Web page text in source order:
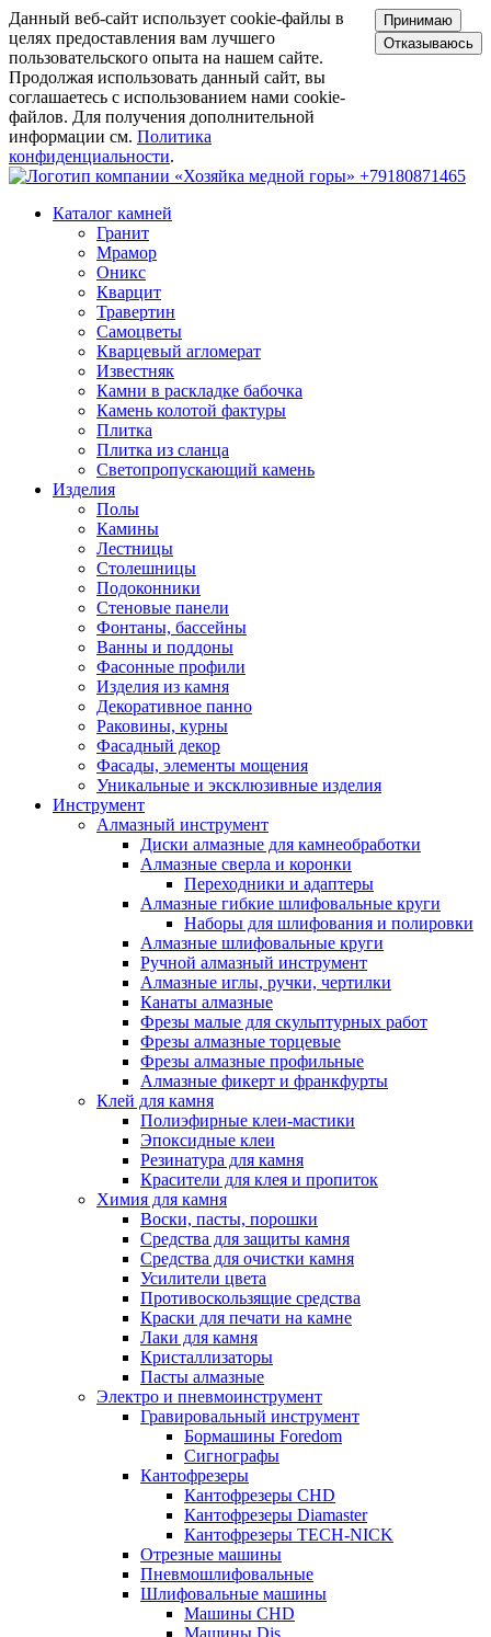
Данный веб-сайт использует cookie-файлы в
целях предоставления вам лучшего
пользовательского опыта на нашем сайте.
Продолжая использовать данный сайт, вы
соглашаетесь с использованием нами cookie-
файлов. Для получения дополнительной
информации см. Политика
конфиденциальности.
Принимаю
Отказываюсь
+79180871465
Каталог камней
Гранит
Мрамор
Оникс
Кварцит
Травертин
Самоцветы
Кварцевый агломерат
Известняк
Камни в раскладке бабочка
Камень колотой фактуры
Плитка
Плитка из сланца
Светопропускающий камень
Изделия
Полы
Камины
Лестницы
Столешницы
Подоконники
Стеновые панели
Фонтаны, бассейны
Ванны и поддоны
Фасонные профили
Изделия из камня
Декоративное панно
Раковины, курны
Фасадный декор
Фасады, элементы мощения
Уникальные и эксклюзивные изделия
Инструмент
Алмазный инструмент
Диски алмазные для камнеобработки
Алмазные сверла и коронки
Переходники и адаптеры
Алмазные гибкие шлифовальные круги
Наборы для шлифования и полировки
Алмазные шлифовальные круги
Ручной алмазный инструмент
Алмазные иглы, ручки, чертилки
Канаты алмазные
Фрезы малые для скульптурных работ
Фрезы алмазные торцевые
Фрезы алмазные профильные
Алмазные фикерт и франкфурты
Клей для камня
Полиэфирные клеи-мастики
Эпоксидные клеи
Резинатура для камня
Красители для клея и пропиток
Химия для камня
Воски, пасты, порошки
Средства для защиты камня
Средства для очистки камня
Усилители цвета
Противоскользящие средства
Краски для печати на камне
Лаки для камня
Кристаллизаторы
Пасты алмазные
Электро и пневмоинструмент
Гравировальный инструмент
Бормашины Foredom
Сигнографы
Кантофрезеры
Кантофрезеры CHD
Кантофрезеры Diamaster
Кантофрезеры TECH-NICK
Отрезные машины
Пневмошлифовальные
Шлифовальные машины
Машины CHD
Машины Dis